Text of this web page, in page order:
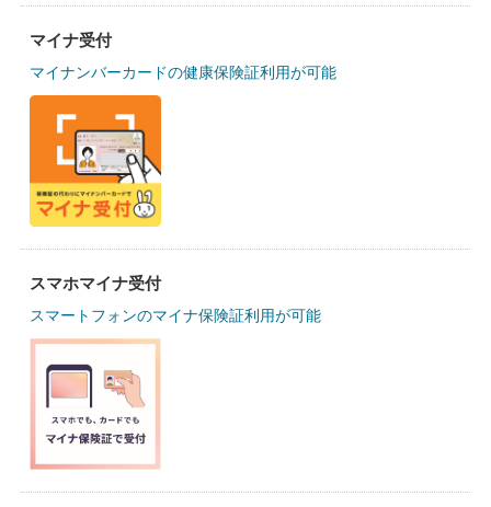
マイナ受付
マイナンバーカードの健康保険証利用が可能
スマホマイナ受付
スマートフォンのマイナ保険証利用が可能